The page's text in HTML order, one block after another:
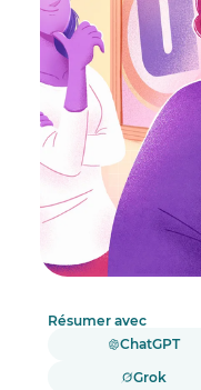
Résumer avec
ChatGPT
Grok